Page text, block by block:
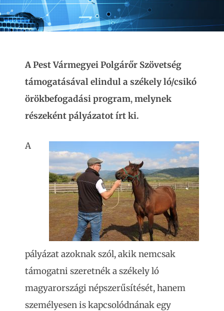
A Pest Vármegyei Polgárőr Szövetség
támogatásával elindul a székely ló/csikó
örökbefogadási program,melynek
részeként pályázatot írt ki.
A
pályázat azoknak szól, akik nemcsak
támogatni szeretnék a székely ló
magyarországi népszerűsítését, hanem
személyesen is kapcsolódnának egy